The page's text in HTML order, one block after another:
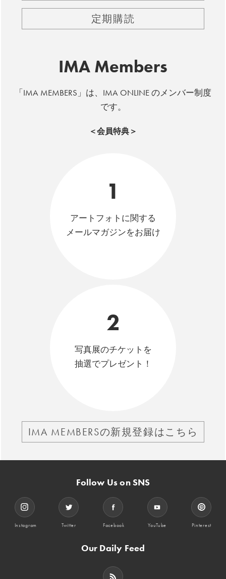
定期購読
IMA Members
「IMA MEMBERS」は、IMA ONLINE のメンバー制度
です。
＜会員特典＞
1
アートフォトに関する
メールマガジンをお届け
2
写真展のチケットを
抽選でプレゼント！
IMA MEMBERSの新規登録はこちら
Follow Us on SNS
Instagram Twitter Facebook YouTube Pinterest
Our Daily Feed